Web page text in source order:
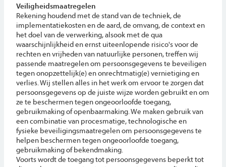
Veiligheidsmaatregelen
Rekening houdend met de stand van de techniek, de
implementatiekosten en de aard, de omvang, de context en
het doel van de verwerking, alsook met de qua
waarschijnlijkheid en ernst uiteenlopende risico's voor de
rechten en vrijheden van natuurlijke personen, treffen wij
passende maatregelen om persoonsgegevens te beveiligen
tegen onopzettelijk(e) en onrechtmatig(e) vernietiging en
verlies. Wij stellen alles in het werk om ervoor te zorgen dat
persoonsgegevens op de juiste wijze worden gebruikt en om
ze te beschermen tegen ongeoorloofde toegang,
gebruikmaking of openbaarmaking. We maken gebruik van
een combinatie van procesmatige, technologische en
fysieke beveiligingsmaatregelen om persoonsgegevens te
helpen beschermen tegen ongeoorloofde toegang,
gebruikmaking of bekendmaking.
Voorts wordt de toegang tot persoonsgegevens beperkt tot